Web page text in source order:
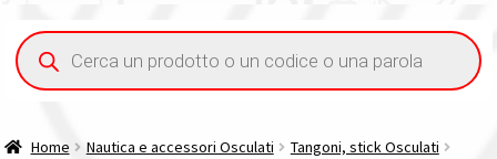
Acquisto iva 4% (agevolata)
Ricerca
prodotti
Home Nautica e accessori Osculati
Tangoni, stick Osculati